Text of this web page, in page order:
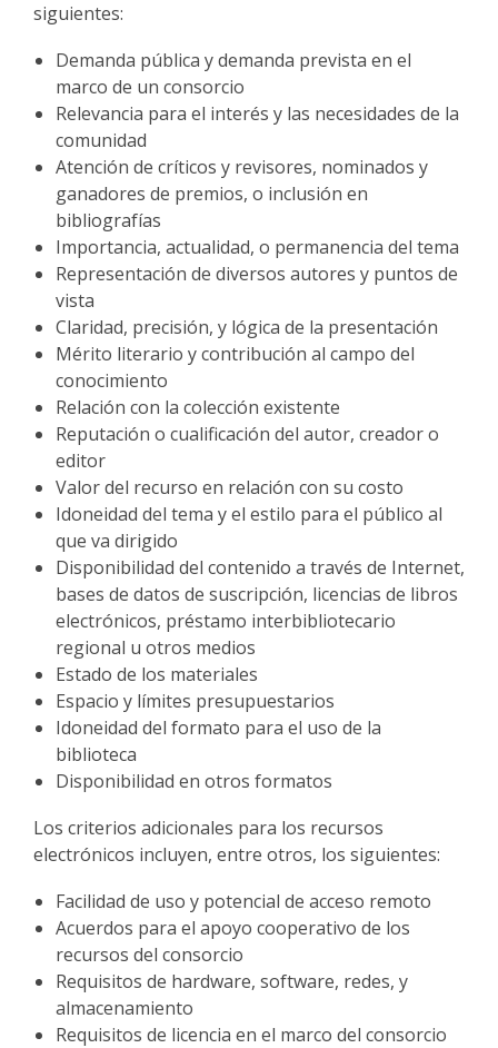
siguientes:
Demanda pública y demanda prevista en el
marco de un consorcio
Relevancia para el interés y las necesidades de la
comunidad
Atención de críticos y revisores, nominados y
ganadores de premios, o inclusión en
bibliografías
Importancia, actualidad, o permanencia del tema
Representación de diversos autores y puntos de
vista
Claridad, precisión, y lógica de la presentación
Mérito literario y contribución al campo del
conocimiento
Relación con la colección existente
Reputación o cualificación del autor, creador o
editor
Valor del recurso en relación con su costo
Idoneidad del tema y el estilo para el público al
que va dirigido
Disponibilidad del contenido a través de Internet,
bases de datos de suscripción, licencias de libros
electrónicos, préstamo interbibliotecario
regional u otros medios
Estado de los materiales
Espacio y límites presupuestarios
Idoneidad del formato para el uso de la
biblioteca
Disponibilidad en otros formatos
Los criterios adicionales para los recursos
electrónicos incluyen, entre otros, los siguientes:
Facilidad de uso y potencial de acceso remoto
Acuerdos para el apoyo cooperativo de los
recursos del consorcio
Requisitos de hardware, software, redes, y
almacenamiento
Requisitos de licencia en el marco del consorcio